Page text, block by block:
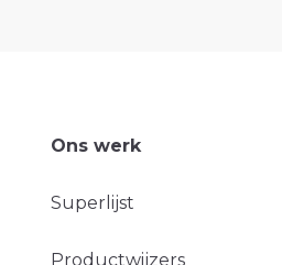
Ons werk
Superlijst
Productwijzers